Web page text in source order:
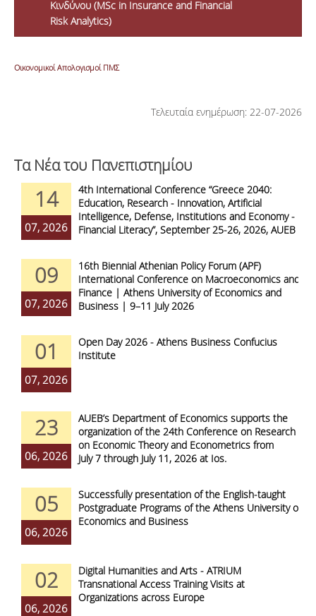
Κινδύνου (MSc in Insurance and Financial
Risk Analytics)
Οικονομικοί Απολογισμοί ΠΜΣ
Τελευταία ενημέρωση: 22-07-2026
Τα Νέα του Πανεπιστημίου
14
07, 2026
4th International Conference “Greece 2040:
Education, Research - Innovation, Artificial
Intelligence, Defense, Institutions and Economy -
Financial Literacy”, September 25-26, 2026, AUEB
09
07, 2026
16th Biennial Athenian Policy Forum (APF)
International Conference on Macroeconomics and
Finance | Athens University of Economics and
Business | 9–11 July 2026
01
07, 2026
Open Day 2026 - Athens Business Confucius
Institute
23
06, 2026
AUEB’s Department of Economics supports the
organization of the 24th Conference on Research
on Economic Theory and Econometrics from
July 7 through July 11, 2026 at Ios.
05
06, 2026
Successfully presentation of the English-taught
Postgraduate Programs of the Athens University of
Economics and Business
02
06, 2026
Digital Humanities and Arts - ATRIUM
Transnational Access Training Visits at
Organizations across Europe